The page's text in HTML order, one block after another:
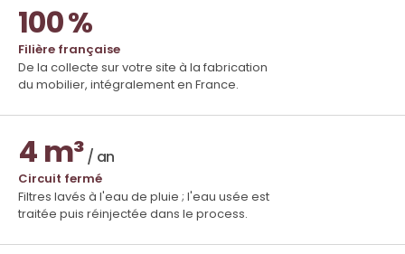
100 %
Filière française
De la collecte sur votre site à la fabrication
du mobilier, intégralement en France.
4 m³/ an
Circuit fermé
Filtres lavés à l'eau de pluie ; l'eau usée est
traitée puis réinjectée dans le process.